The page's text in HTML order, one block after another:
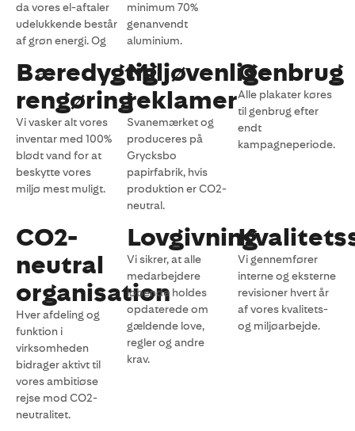
da vores el-aftaler
udelukkende består
af grøn energi. Og
minimum 70%
genanvendt
aluminium.
Bæredygtig
rengøring
Vi vasker alt vores
inventar med 100%
blødt vand for at
beskytte vores
miljø mest muligt.
Miljøvenlige
reklamer
Svanemærket og
produceres på
Grycksbo
papirfabrik, hvis
produktion er CO2-
neutral.
Genbrug
Alle plakater køres
til genbrug efter
endt
kampagneperiode.
CO2-
neutral
organisation
Hver afdeling og
funktion i
virksomheden
bidrager aktivt til
vores ambitiøse
rejse mod CO2-
neutralitet.
Lovgivning
Vi sikrer, at alle
medarbejdere
løbende holdes
opdaterede om
gældende love,
regler og andre
krav.
Vi gennemfører
interne og eksterne
revisioner hvert år
af vores kvalitets-
og miljøarbejde.